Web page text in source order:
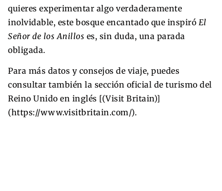
quieres experimentar algo verdaderamente
inolvidable, este bosque encantado que inspiró El
Señor de los Anillos es, sin duda, una parada
obligada.
Para más datos y consejos de viaje, puedes
consultar también la sección oficial de turismo del
Reino Unido en inglés [(Visit Britain)]
(https://www.visitbritain.com/).